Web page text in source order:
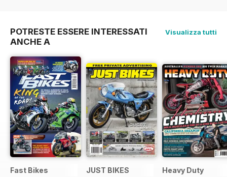
POTRESTE ESSERE INTERESSATI
ANCHE A
Visualizza tutti
Fast Bikes JUST BIKES Heavy Duty